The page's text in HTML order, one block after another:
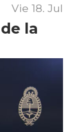
Vie 18. Jul
la